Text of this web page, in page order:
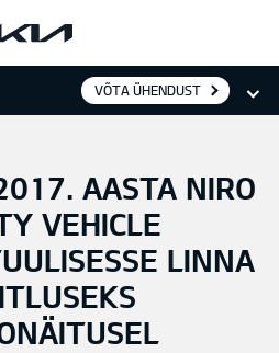
VÕTA ÜHENDUST
AASTA NIRO
VEHICLE
LINNA